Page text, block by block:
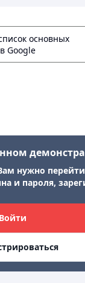
основных
Google
нужно
и пароля,
Войти